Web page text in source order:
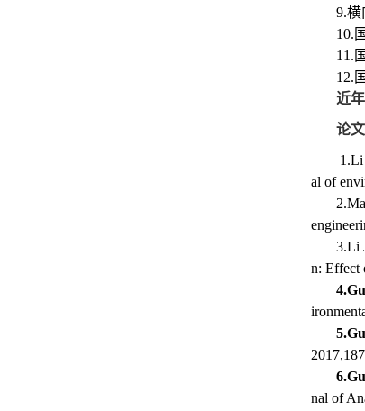
9.横
10.
11.
12.
近
论文
1.Li
al of
3.Li
n: Effect
nal of